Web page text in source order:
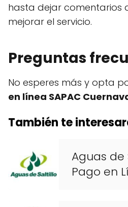
hasta dejar comentarios
mejorar el servicio.
Preguntas
No esperes más y opta
en línea SAPAC
También te
Aguas de
Pago en